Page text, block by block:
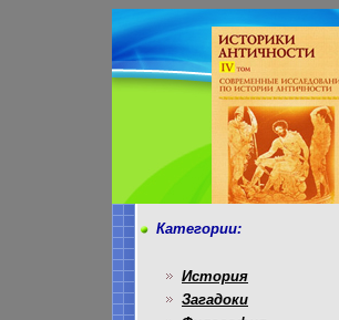
Категории:
История
Загадоки